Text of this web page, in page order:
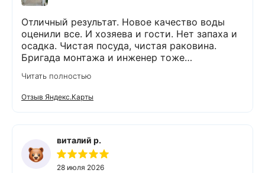
Отличный результат. Новое качество воды
оценили все. И хозяева и гости. Нет запаха и
осадка. Чистая посуда, чистая раковина.
Бригада монтажа и инженер тоже
рассказали. Монтаж прошел быстро и бе з
проблем и неудобств. Оборудование не
занимает много места и легко
отличные. Могу всем рекомендовать данную
компанию и ее специалистов.
Читать полностью
Отзыв Яндекс.Карты
виталий р.
28 июля 2026